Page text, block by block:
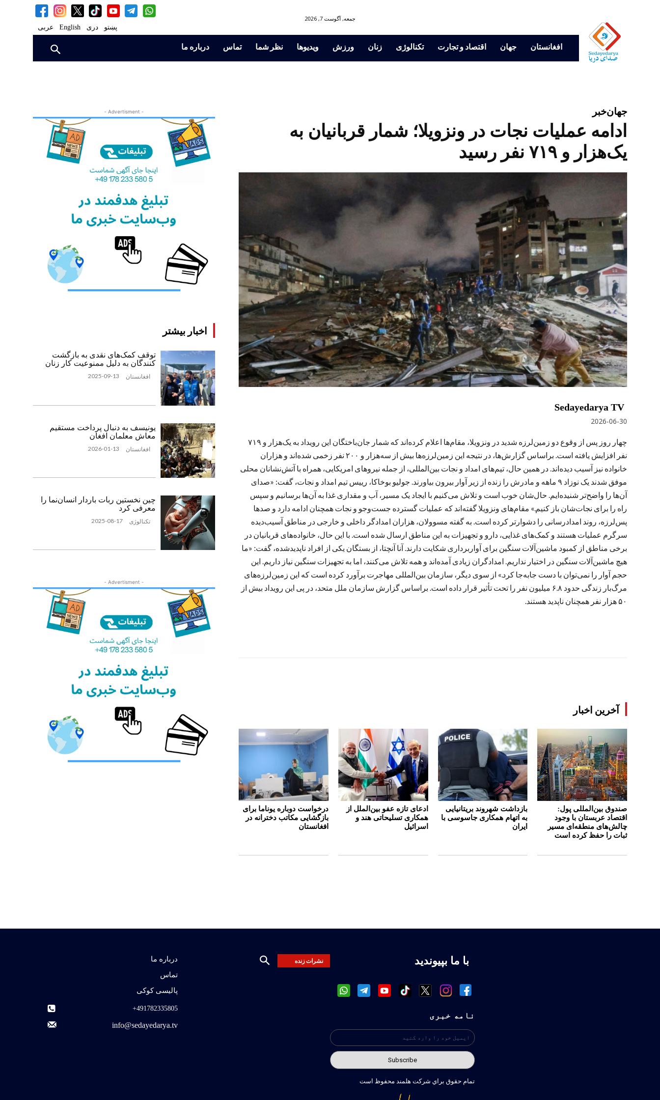
پښتو دری English عربی
جمعه, آگوست 7, 2026
افغانستان جهان اقتصاد و تجارت تکنالوژی زنان ورزش ویدیوها نظر شما تماس درباره ما
- Advertisment -
اخبار بیشتر
توقف کمک‌های نقدی به بازگشت
‌کنندگان به دلیل ممنوعیت کار زنان
افغانستان 2025-09-13
یونیسف به دنبال پرداخت مستقیم
معاش معلمان افغان
افغانستان 2026-01-13
چین نخستین ربات باردار انسان‌نما را
معرفی کرد
تکنالوژی 2025-08-17
- Advertisment -
جهانخبر
ادامه عملیات نجات در ونزویلا؛ شمار قربانیان به
یک‌هزار و ۷۱۹ نفر رسید
Sedayedarya TV
2026-06-30
چهار روز پس از وقوع دو زمین‌لرزه شدید در ونزویلا، مقام‌ها اعلام کرده‌اند که شمار جان‌باختگان این رویداد به یک‌هزار و ۷۱۹
نفر افزایش یافته است. براساس گزارش‌ها، در نتیجه این زمین‌لرزه‌ها بیش از سه‌هزار و ۲۰۰ نفر زخمی شده‌اند و هزاران
خانواده نیز آسیب دیده‌اند. در همین حال، تیم‌های امداد و نجات بین‌المللی، از جمله نیروهای امریکایی، همراه با آتش‌نشانان محلی
موفق شدند یک نوزاد ۹ ماهه و مادرش را زنده از زیر آوار بیرون بیاورند. جولیو بوخاکا، رییس تیم امداد و نجات، گفت: «صدای
آن‌ها را واضح‌تر شنیده‌ایم. حال‌شان خوب است و تلاش می‌کنیم با ایجاد یک مسیر، آب و مقداری غذا به آن‌ها برسانیم و سپس
راه را برای نجات‌شان باز کنیم.» مقام‌های ونزویلا گفته‌اند که عملیات گسترده جست‌وجو و نجات همچنان ادامه دارد و صدها
پس‌لرزه، روند امدادرسانی را دشوارتر کرده است. به گفته مسوولان، هزاران امدادگر داخلی و خارجی در مناطق آسیب‌دیده
سرگرم عملیات هستند و کمک‌های غذایی، دارو و تجهیزات به این مناطق ارسال شده است. با این حال، خانواده‌های قربانیان در
برخی مناطق از کمبود ماشین‌آلات سنگین برای آواربرداری شکایت دارند. آنا آنچتا، از بستگان یکی از افراد ناپدیدشده، گفت: «ما
هیچ ماشین‌آلات سنگین در اختیار نداریم. امدادگران زیادی آمده‌اند و همه تلاش می‌کنند، اما به تجهیزات سنگین نیاز داریم. این
حجم آوار را نمی‌توان با دست جابه‌جا کرد.» از سوی دیگر، سازمان بین‌المللی مهاجرت برآورد کرده است که این زمین‌لرزه‌های
مرگ‌بار زندگی حدود ۶.۸ میلیون نفر را تحت تأثیر قرار داده است. براساس گزارش سازمان ملل متحد، در پی این رویداد بیش از
۵۰ هزار نفر همچنان ناپدید هستند.
آخرین اخبار
صندوق بین‌المللی پول:
اقتصاد عربستان با وجود
چالش‌های منطقه‌ای مسیر
ثبات را حفظ کرده است
بازداشت شهروند بریتانیایی
به اتهام همکاری جاسوسی با
ایران
ادعای تازه عفو بین‌الملل از
همکاری تسلیحاتی هند و
اسرائیل
درخواست دوباره یوناما برای
بازگشایی مکاتب دخترانه در
افغانستان
درباره ما
تماس
پالیسی کوکی
491782335805+
info@sedayedarya.tv
نشرات زنده با ما بپیوندید
نامه خبری
تمام حقوق براي شركت هلمند محفوظ است